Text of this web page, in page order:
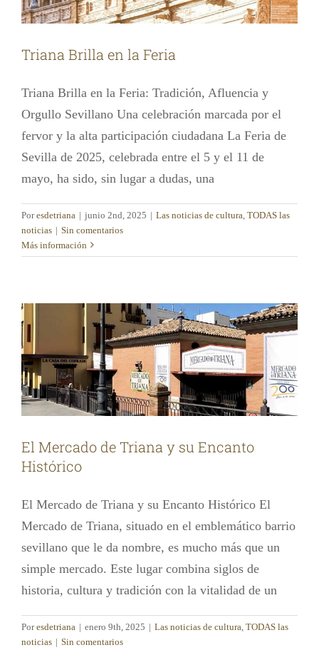
Triana Brilla en la Feria
Triana Brilla en la Feria: Tradición, Afluencia y
Orgullo Sevillano Una celebración marcada por el
fervor y la alta participación ciudadana La Feria de
Sevilla de 2025, celebrada entre el 5 y el 11 de
mayo, ha sido, sin lugar a dudas, una
Poresdetriana | junio 2nd, 2025 | Las noticias de cultura TODAS las
noticias | Sin comentarios
Más informaciónEl Mercado de Triana y su Encanto
El Mercado de Triana y su Encanto
Histórico
El Mercado de Triana y su Encanto Histórico El
Mercado de Triana, situado en el emblemático barrio
sevillano que le da nombre, es mucho más que un
simple mercado. Este lugar combina siglos de
historia, cultura y tradición con la vitalidad de un
Poresdetriana | enero 9th, 2025 | Las noticias de cultura TODAS las
noticias | Sin comentarios